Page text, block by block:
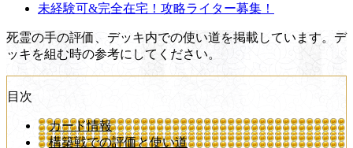
未経験可&完全在宅！攻略ライター募集！
死霊の手の評価、デッキ内での使い道を掲載しています。デ
ッキを組む時の参考にしてください。
目次
カード情報
構築戦での評価と使い道